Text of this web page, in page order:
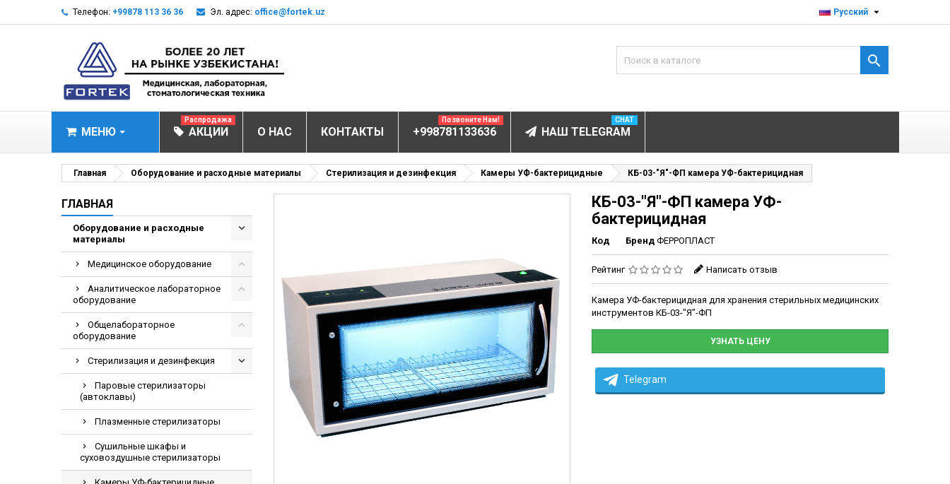
Телефон: +99878 113 36 36 Эл. адрес: office@fortek.uz Русский 

МЕНЮ
МЕДИЦИНСКОЕ ОБОРУДОВАНИЕ
Анализаторы мочи
Биохимические анализаторы
Видеокольпоскопы
Видеоэндоскопы
Гематологические анализаторы
Дефибрилляторы
Инкубаторы для новорожденных
ИФА-анализаторы и вошеры
Коагулометрия
АКЦИИ
Распродажа
О НАС КОНТАКТЫ +998781133636
Позвоните Нам!
НАШ TELEGRAM
CHAT
Главная Оборудование и расходные материалы Стерилизация и дезинфекция Камеры УФ-бактерицидные КБ-03-"Я"-ФП камера УФ-бактерицидная
ГЛАВНАЯ
Оборудование и расходные
материалы
Медицинское оборудование
Аналитическое лабораторное
оборудование
Общелабораторное
оборудование
Стерилизация и дезинфекция
Паровые стерилизаторы
(автоклавы)
Плазменные стерилизаторы
Сушильные шкафы и
суховоздушные стерилизаторы
КБ-03-"Я"-ФП камера УФ-
бактерицидная
Код Бренд ФЕРРОПЛАСТ
Рейтинг Написать отзыв
Камера УФ-бактерицидная для хранения стерильных медицинских
инструментов КБ-03-"Я"-ФП
УЗНАТЬ ЦЕНУ
Telegram